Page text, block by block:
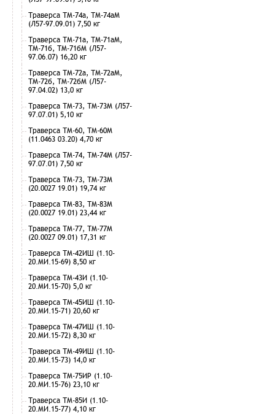
Траверса ТМ-74а, ТМ-74аМ
(Л57-97.09.01) 7,50 кг
Траверса ТМ-71а, ТМ-71аМ,
ТМ-71б, ТМ-71бМ (Л57-
97.06.07) 16,20 кг
Траверса ТМ-72а, ТМ-72аМ,
ТМ-72б, ТМ-72бМ (Л57-
97.04.02) 13,0 кг
Траверса ТМ-73, ТМ-73М (Л57-
97.07.01) 5,10 кг
Траверса ТМ-60, ТМ-60М
(11.0463 03.20) 4,70 кг
Траверса ТМ-74, ТМ-74М (Л57-
97.07.01) 7,50 кг
Траверса ТМ-73, ТМ-73М
(20.0027 19.01) 19,74 кг
Траверса ТМ-83, ТМ-83М
(20.0027 19.01) 23,44 кг
Траверса ТМ-77, ТМ-77М
(20.0027 09.01) 17,31 кг
Траверса ТМ-42ИШ (1.10-
20.МИ.15-69) 8,50 кг
Траверса ТМ-43И (1.10-
20.МИ.15-70) 5,0 кг
Траверса ТМ-45ИШ (1.10-
20.МИ.15-71) 20,60 кг
Траверса ТМ-47ИШ (1.10-
20.МИ.15-72) 8,30 кг
Траверса ТМ-49ИШ (1.10-
20.МИ.15-73) 14,0 кг
Траверса ТМ-75ИР (1.10-
20.МИ.15-76) 23,10 кг
Траверса ТМ-85И (1.10-
20.МИ.15-77) 4,10 кг